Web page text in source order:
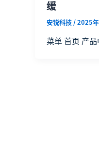
缓
安锐科技/2025
菜单 首页 产